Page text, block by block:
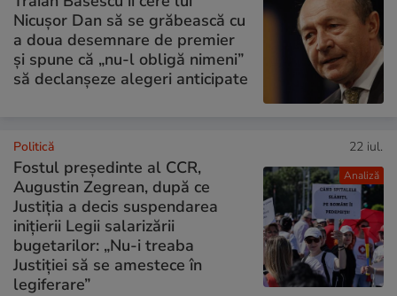
Nicușor Dan să se grăbească cu
a doua desemnare de premier
și spune că „nu-l obligă nimeni”
să declanșeze alegeri anticipate
Analiză
Politică 22 iul.
Fostul președinte al CCR,
Augustin Zegrean, după ce
Justiția a decis suspendarea
inițierii Legii salarizării
bugetarilor: „Nu-i treaba
Justiției să se amestece în
legiferare”